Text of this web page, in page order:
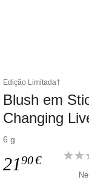
Edição Limitada†
Blush em
Changing
6 g
2190€